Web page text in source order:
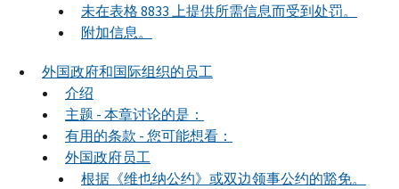
未在表格 8833 上提供所需信息而受到处罚。
附加信息。
外国政府和国际组织的员工
介绍
主题 - 本章讨论的是：
有用的条款 - 您可能想看：
外国政府员工
根据《维也纳公约》或双边领事公约的豁免。